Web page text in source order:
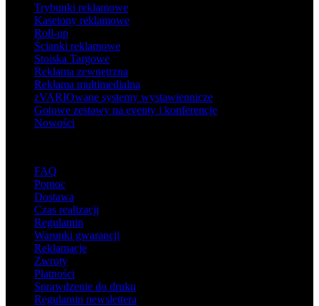
Trybunki reklamowe
Kasetony reklamowe
Roll-up
Ścianki reklamowe
Stoiska Targowe
Reklama zewnętrzna
Reklama multimedialna
zVARIOwane systemy wystawiennicze
Gotowe zestawy na eventy i konferencje
Nowości
FAQ
Pomoc
Dostawa
Czas realizacji
Regulamin
Warunki gwarancji
Reklamacje
Zwroty
Płatności
Sprawdzenie do druku
Regulamin newslettera